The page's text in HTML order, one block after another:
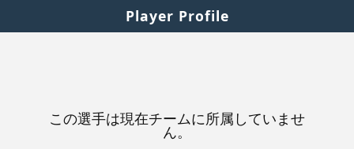
Player Profile
この選手は現在チームに所属していませ
ん。